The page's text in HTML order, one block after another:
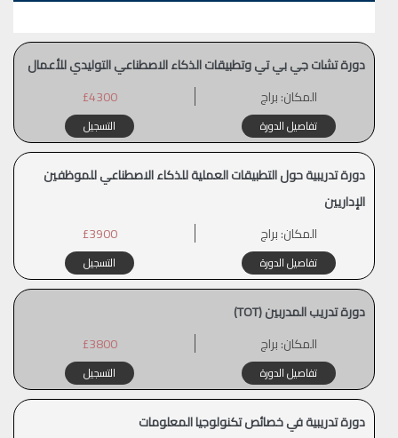
دورة تشات جي بي تي وتطبيقات الذكاء الاصطناعي التوليدي للأعمال
المكان:براج £4300
تفاصيل الدورة التسجيل
دورة تدريبية حول التطبيقات العملية للذكاء الاصطناعي للموظفين
الإداريين
المكان:براج £3900
تفاصيل الدورة التسجيل
دورة تدريب المدربين (TOT)
المكان:براج £3800
تفاصيل الدورة التسجيل
دورة تدريبية في خصائص تكنولوجيا المعلومات